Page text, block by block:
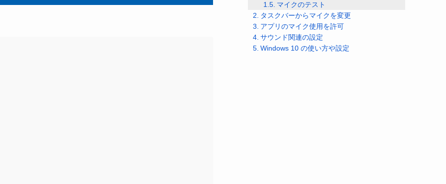
マイクのテスト
タスクバーからマイクを変更
アプリのマイク使用を許可
サウンド関連の設定
Windows 10 の使い方や設定